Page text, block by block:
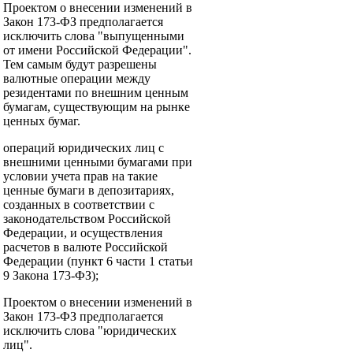
Проектом о внесении изменений в
Закон 173-ФЗ предполагается
исключить слова "выпущенными
от имени Российской Федерации".
Тем самым будут разрешены
валютные операции между
резидентами по внешним ценным
бумагам, существующим на рынке
ценных бумаг.
операций юридических лиц с
внешними ценными бумагами при
условии учета прав на такие
ценные бумаги в депозитариях,
созданных в соответствии с
законодательством Российской
Федерации, и осуществления
расчетов в валюте Российской
Федерации (пункт 6 части 1 статьи
9 Закона 173-ФЗ);
Проектом о внесении изменений в
Закон 173-ФЗ предполагается
исключить слова "юридических
лиц".